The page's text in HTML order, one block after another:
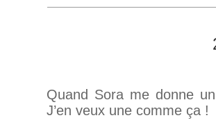
Quand Sora me donne
J’en veux une comme ça !